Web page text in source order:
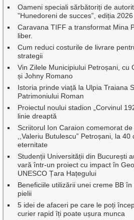
Oameni speciali sărbătoriți de
”Hunedoreni de succes”, ediția 2026
Caravana TIFF a transformat Mina
liber.
Cum reduci costurile de livrare
strategii
Vin Zilele Municipiului Petroșani, cu
și Johny Romano
Istoria prinde viață la Ulpia Traiana
Patrimoniului Roman
Proiectul noului stadion „Corvinul
linie dreaptă
Scriitorul Ion Caraion comemorat
,,Valeriu Butulescu” Petroșani, la
eternitate
Studenții Universității din București
vară într-un proiect cu impact în
UNESCO Țara Hațegului
Beneficiile utilizării unei creme BB
pielii
5 idei de afaceri pe care le poți
curier rapid îți poate ușura munca